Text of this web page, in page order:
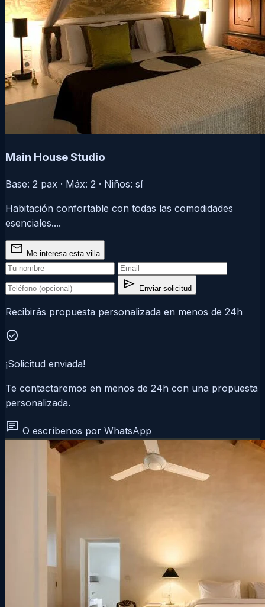
Main House Studio
Base: 2 pax · Máx: 2 · Niños: sí
Habitación confortable con todas las comodidades
esenciales....
mail Me interesa esta villa
send Enviar solicitud
Recibirás propuesta personalizada en menos de 24h
check_circle
¡Solicitud enviada!
Te contactaremos en menos de 24h con una propuesta
personalizada.
chat O escríbenos por WhatsApp